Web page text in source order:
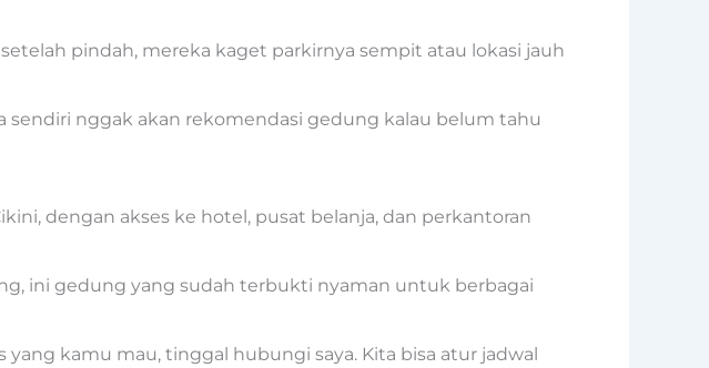
pindah, mereka kaget parkirnya sempit atau lokasi jauh
sendiri nggak akan rekomendasi gedung kalau belum tahu
dengan akses ke hotel, pusat belanja, dan perkantoran
ini gedung yang sudah terbukti nyaman untuk berbagai
yang kamu mau, tinggal hubungi saya. Kita bisa atur jadwal